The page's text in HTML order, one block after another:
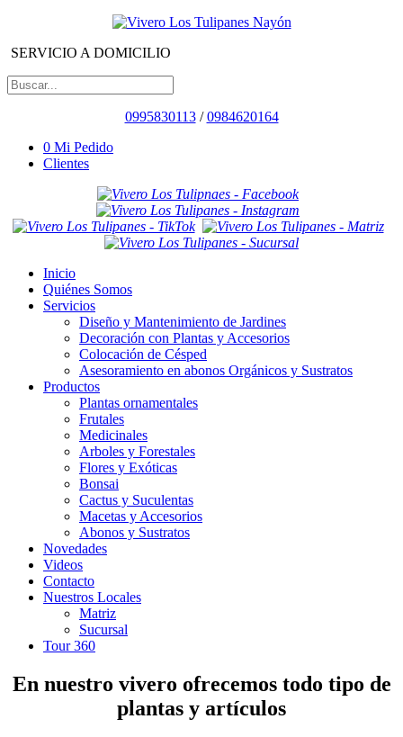
SERVICIO A DOMICILIO
0995830113/0984620164
0 Mi Pedido
Clientes
Inicio
Quiénes Somos
Servicios
Diseño y Mantenimiento de Jardines
Decoración con Plantas y Accesorios
Colocación de Césped
Asesoramiento en abonos Orgánicos y Sustratos
Productos
Plantas ornamentales
Frutales
Medicinales
Arboles y Forestales
Flores y Exóticas
Bonsai
Cactus y Suculentas
Macetas y Accesorios
Abonos y Sustratos
Novedades
Videos
Contacto
Nuestros Locales
Matriz
Sucursal
Tour 360
En nuestro vivero ofrecemos todo tipo de
plantas y artículos